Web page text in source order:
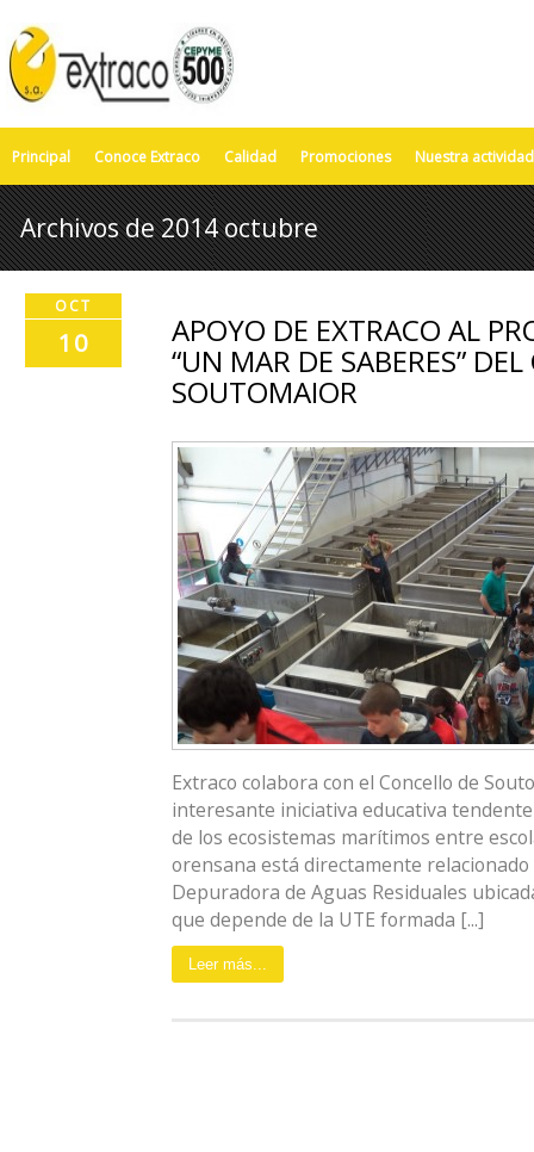
Principal Conoce Extraco Calidad Promociones Nuestra actividad
Archivos de 2014 octubre
OCT
10 APOYO DE EXTRACO AL
“UN MAR DE SABERES”
SOUTOMAIOR
Extraco colabora con el Concello de
interesante iniciativa educativa
de los ecosistemas marítimos entre
orensana está directamente
Depuradora de Aguas Residuales
que depende de la UTE formada [...]
Leer más...